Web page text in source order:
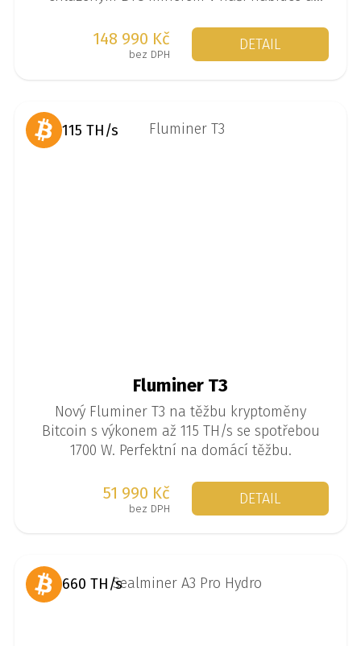
7630 W.
148 990 Kč
bez DPH
DETAIL
Fluminer T3
Nový Fluminer T3 na těžbu kryptoměny
Bitcoin s výkonem až 115 TH/s se spotřebou
1700 W. Perfektní na domácí těžbu.
51 990 Kč
bez DPH
DETAIL
115 TH/s
660 TH/s